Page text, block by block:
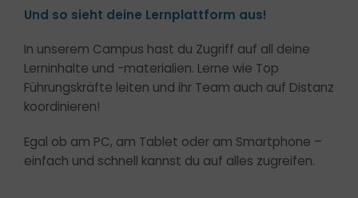
Und so sieht deine Lernplattform aus!
In unserem Campus hast du Zugriff auf all deine
Lerninhalte und -materialien. Lerne wie Top
Führungskräfte leiten und ihr Team auch auf Distanz
koordinieren!
Egal ob am PC, am Tablet oder am Smartphone –
einfach und schnell kannst du auf alles zugreifen.